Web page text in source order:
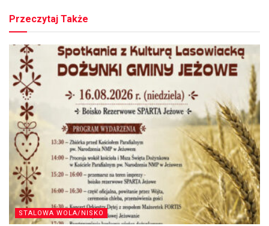
Przeczytaj Także
STALOWA WOLA/NISKO